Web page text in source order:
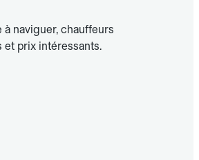
à naviguer, chauffeurs
et prix intéressants.